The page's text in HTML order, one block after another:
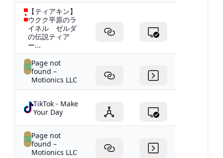
【ティアキン】
ウクク平原のラ
イネル ゼルダ
の伝説ティア
ー...
Page not
found –
Motionics LLC
TikTok - Make
Your Day
Page not
found –
Motionics LLC